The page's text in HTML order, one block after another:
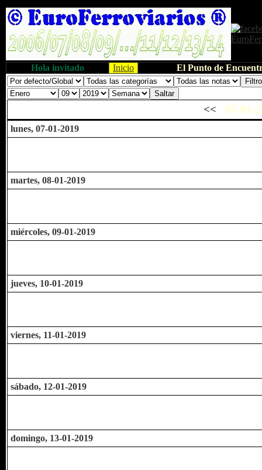
Hola invitado Inicio El Punto de
<< 07-01-
lunes, 07-01-2019
martes, 08-01-2019
miércoles, 09-01-2019
jueves, 10-01-2019
viernes, 11-01-2019
sábado, 12-01-2019
domingo, 13-01-2019